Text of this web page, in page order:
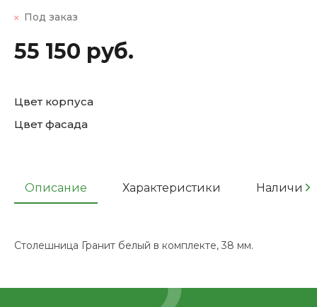
Под заказ
55 150 руб.
Цвет корпуса
Цвет фасада
Описание Характеристики Наличие
Столешница Гранит белый в комплекте, 38 мм.